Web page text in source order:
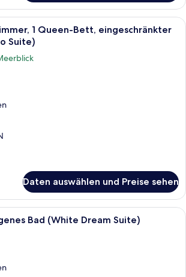
Ein Schlafzimmer mit weißen
1 Queen-Bett, eingeschränkter
Suite)
Daten auswählen und Preise sehen
Ein geräumiges Schlafzimmer mit
Bad (White Dream Suite)